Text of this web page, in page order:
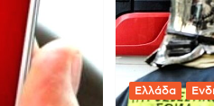
Ελλάδα